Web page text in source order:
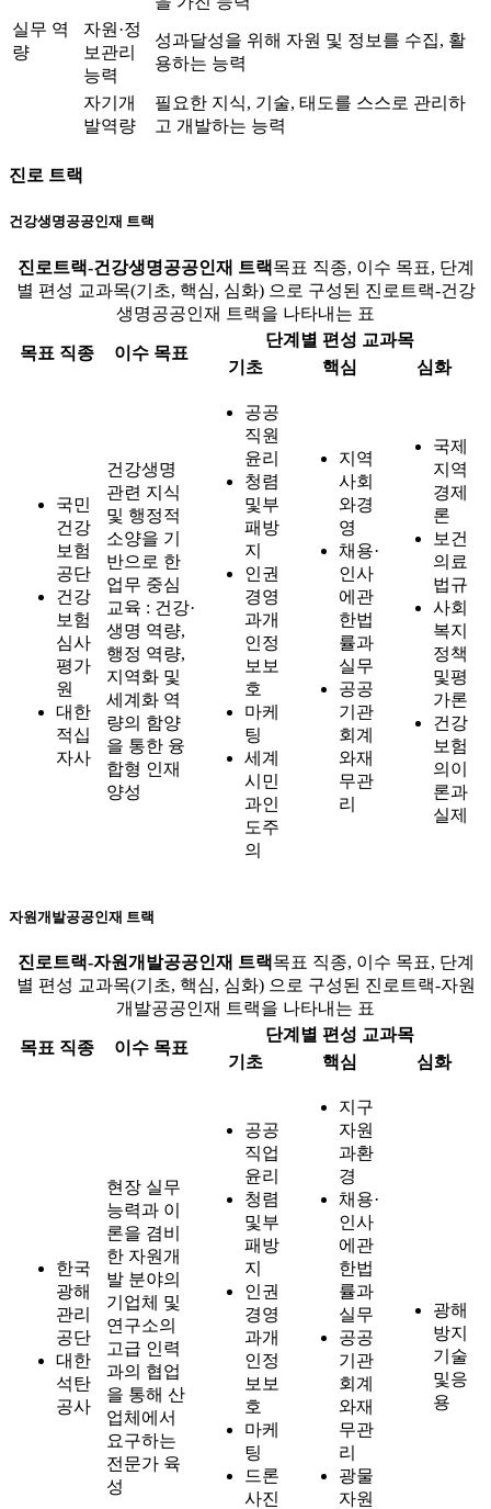
실무 역
량
자원·정
보관리
능력
성과달성을 위해 자원 및 정보를 수집, 활
용하는 능력
자기개
발역량
필요한 지식, 기술, 태도를 스스로 관리하
고 개발하는 능력
진로 트랙
건강생명공공인재 트랙
진로트랙-건강생명공공인재 트랙목표 직종, 이수 목표, 단계
별 편성 교과목(기초, 핵심, 심화) 으로 구성된 진로트랙-건강
생명공공인재 트랙을 나타내는 표
목표 직종 이수 목표
단계별 편성 교과목
기초
핵심 심화
국민
건강
보험
공단
건강
보험
심사
평가
원
대한
적십
자사
건강생명
관련 지식
및 행정적
소양을 기
반으로 한
업무 중심
교육 : 건강·
생명 역량,
행정 역량,
지역화 및
세계화 역
량의 함양
을 통한 융
합형 인재
양성
공공
직원
윤리
청렴
및부
패방
지
인권
경영
과개
인정
보보
호
마케
팅
세계
시민
과인
도주
의
지역
사회
와경
영
채용·
인사
에관
한법
률과
실무
공공
기관
회계
와재
무관
리
국제
지역
경제
론
보건
의료
법규
사회
복지
정책
및평
가론
건강
보험
의이
론과
실제
자원개발공공인재 트랙
진로트랙-자원개발공공인재 트랙목표 직종, 이수 목표, 단계
별 편성 교과목(기초, 핵심, 심화) 으로 구성된 진로트랙-자원
개발공공인재 트랙을 나타내는 표
목표 직종 이수 목표
단계별 편성 교과목
기초
핵심 심화
한국
광해
관리
공단
대한
석탄
공사
현장 실무
능력과 이
론을 겸비
한 자원개
발 분야의
기업체 및
연구소의
고급 인력
과의 협업
을 통해 산
업체에서
요구하는
전문가 육
성
공공
직업
윤리
청렴
및부
패방
지
인권
경영
과개
인정
보보
호
마케
팅
드론
사진
지구
자원
과환
경
채용·
인사
에관
한법
률과
실무
공공
기관
회계
와재
무관
리
광물
자원
광해
방지
기술
및응
용